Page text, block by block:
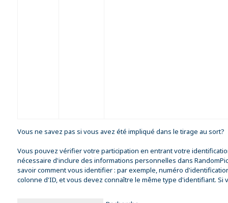
Vous ne savez pas si vous avez été impliqué dans le tirage au sort?
Vous pouvez vérifier votre participation en entrant votre
nécessaire d'inclure des informations personnelles dans
savoir comment vous identifier : par exemple, numéro
colonne d'ID, et vous devez connaître le même type d'identifiant.